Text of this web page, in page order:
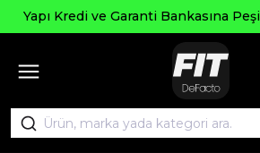
Yapı Kredi ve Garanti Bankasına